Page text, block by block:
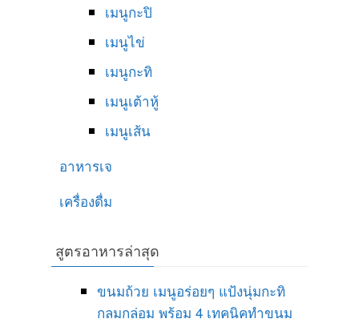
เมนูกะปิ
เมนูไข่
เมนูกะทิ
เมนูเต้าหู้
เมนูเส้น
อาหารเจ
เครื่องดื่ม
สูตรอาหารล่าสุด
ขนมถ้วย เมนูอร่อยๆ แป้งนุ่มกะทิ
กลมกล่อม พร้อม 4 เทคนิคทำขนม